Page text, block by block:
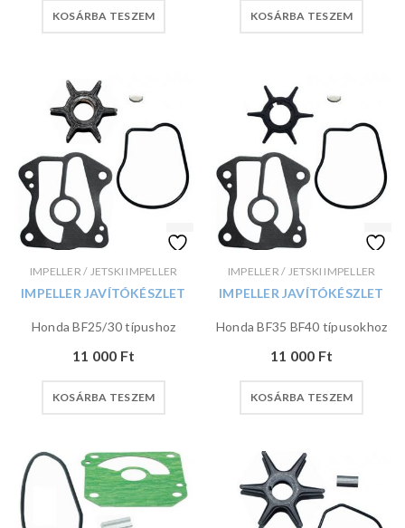
KOSÁRBA TESZEM KOSÁRBA TESZEM
IMPELLER / JETSKI IMPELLER
IMPELLER JAVÍTÓKÉSZLET
Honda BF25/30 típushoz
11 000 Ft
KOSÁRBA TESZEM
IMPELLER / JETSKI IMPELLER
IMPELLER JAVÍTÓKÉSZLET
Honda BF35 BF40 típusokhoz
11 000 Ft
KOSÁRBA TESZEM